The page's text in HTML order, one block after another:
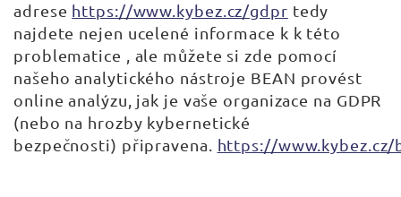
adrese https://www.kybez.cz/gdpr tedy
najdete nejen ucelené informace k k této
problematice , ale můžete si zde pomocí
našeho analytického nástroje BEAN provést
online analýzu, jak je vaše organizace na GDPR
(nebo na hrozby kybernetické
bezpečnosti) připravena. https://